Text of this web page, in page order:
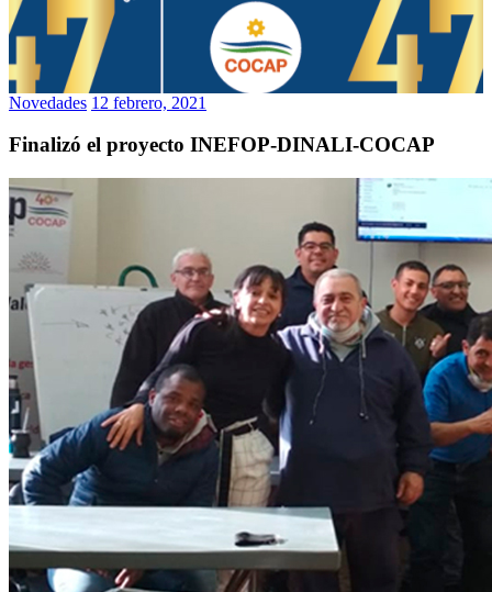
Novedades 12 febrero, 2021
Finalizó el proyecto INEFOP-DINALI-COCAP